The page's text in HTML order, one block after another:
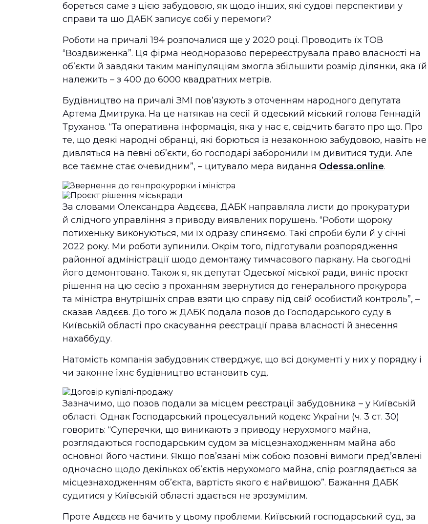
бореться саме з цією забудовою, як щодо інших, які судові перспективи у
справи та що ДАБК записує собі у перемоги?
Роботи на причалі 194 розпочалися ще у 2020 році. Проводить їх ТОВ
“Воздвиженка”. Ця фірма неодноразово перереєструвала право власності на
об’єкти й завдяки таким маніпуляціям змогла збільшити розмір ділянки, яка їй
належить – з 400 до 6000 квадратних метрів.
Будівництво на причалі ЗМІ пов’язують з оточенням народного депутата
Артема Дмитрука. На це натякав на сесії й одеський міський голова Геннадій
Труханов. “Та оперативна інформація, яка у нас є, свідчить багато про що. Про
те, що деякі народні обранці, які борються із незаконною забудовою, навіть не
дивляться на певні об’єкти, бо господарі заборонили їм дивитися туди. Але
все таємне стає очевидним”, – цитувало мера видання Odessa.online.
За словами Олександра Авдєєва, ДАБК направляла листи до прокуратури
й слідчого управління з приводу виявлених порушень. “Роботи щороку
потихеньку виконуються, ми їх одразу спиняємо. Такі спроби були й у січні
2022 року. Ми роботи зупинили. Окрім того, підготували розпорядження
районної адміністрації щодо демонтажу тимчасового паркану. На сьогодні
його демонтовано. Також я, як депутат Одеської міської ради, виніс проєкт
рішення на цю сесію з проханням звернутися до генерального прокурора
та міністра внутрішніх справ взяти цю справу під свій особистий контроль”, –
сказав Авдєєв. До того ж ДАБК подала позов до Господарського суду в
Київській області про скасування реєстрації права власності й знесення
нахаббуду.
Натомість компанія забудовник стверджує, що всі документі у них у порядку і
чи законне їхнє будівництво встановить суд.
Зазначимо, що позов подали за місцем реєстрації забудовника – у Київській
області. Однак Господарський процесуальний кодекс України (ч. 3 ст. 30)
говорить: “Суперечки, що виникають з приводу нерухомого майна,
розглядаються господарським судом за місцезнаходженням майна або
основної його частини. Якщо пов’язані між собою позовні вимоги пред’явлені
одночасно щодо декількох об’єктів нерухомого майна, спір розглядається за
місцезнаходженням об’єкта, вартість якого є найвищою”. Бажання ДАБК
судитися у Київській області здається не зрозумілим.
Проте Авдєєв не бачить у цьому проблеми. Київський господарський суд, за